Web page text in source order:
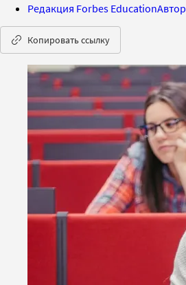
Редакция Forbes EducationАвтор
Копировать ссылку